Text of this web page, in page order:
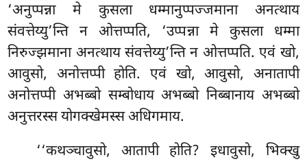
‘अनुप्पन्ना मे कुसला धम्मानुप्पज्जमाना अनत्थाय
संवत्तेय्यु’न्ति न ओत्तप्पति, ‘उप्पन्ना मे कुसला धम्मा
निरुज्झमाना अनत्थाय संवत्तेय्यु’न्ति न ओत्तप्पति. एवं खो,
आवुसो, अनोत्तप्पी होति. एवं खो, आवुसो, अनातापी
अनोत्तप्पी अभब्बो सम्बोधाय अभब्बो निब्बानाय अभब्बो
अनुत्तरस्स योगक्खेमस्स अधिगमाय.
‘‘कथञ्चावुसो, आतापी होति? इधावुसो, भिक्खु